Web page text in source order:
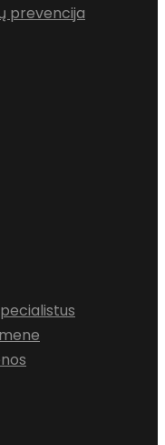
prevencija